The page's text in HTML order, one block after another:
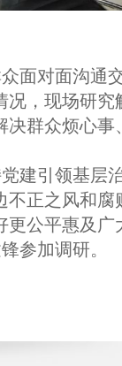
面对面沟通
，现场研
决群众烦心
建引领基层
正之风和
更公平惠及广
参加调研。